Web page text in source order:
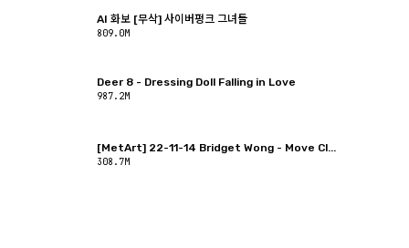
AI 화보 [무삭] 사이버펑크 그녀들
809.0M
Deer 8 - Dressing Doll Falling in Love
987.2M
[MetArt] 22-11-14 Bridget Wong - Move Cl...
308.7M